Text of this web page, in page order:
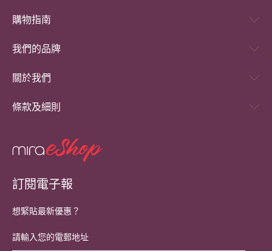
購物指南
我們的品牌
關於我們
條款及細則
訂閱電子報
想緊貼最新優惠？